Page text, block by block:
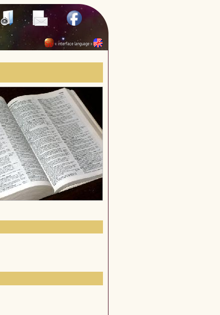
« interface language »